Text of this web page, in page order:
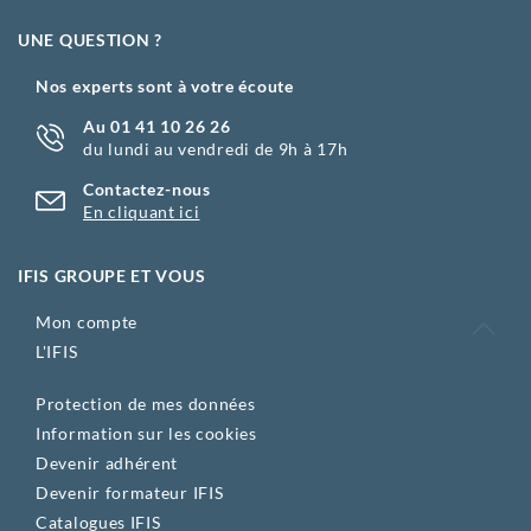
IFIS GROUPE ET VOUS
Mon compte
L'IFIS
Protection de mes données
Information sur les cookies
Devenir adhérent
Devenir formateur IFIS
Catalogues IFIS
UNE QUESTION ?
Nos experts sont à votre écoute
Au 01 41 10 26 26
du lundi au vendredi de 9h à 17h
Contactez-nous
En cliquant ici